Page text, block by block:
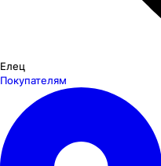
Елец
Покупателям